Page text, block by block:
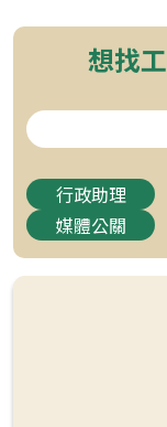
想找
行政助理
媒體公關